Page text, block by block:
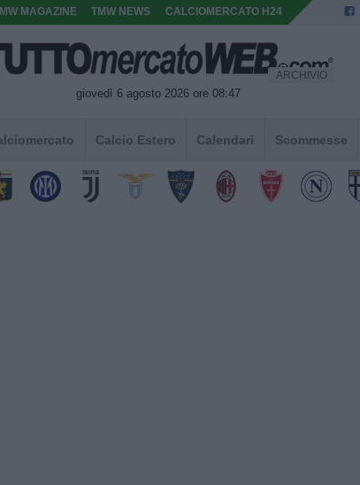
MAGAZINE TMW NEWS CALCIOMERCATO H24
giovedì 6 agosto 2026 ore 08:47
ARCHIVIO
Calcio Estero Calendari Scommesse